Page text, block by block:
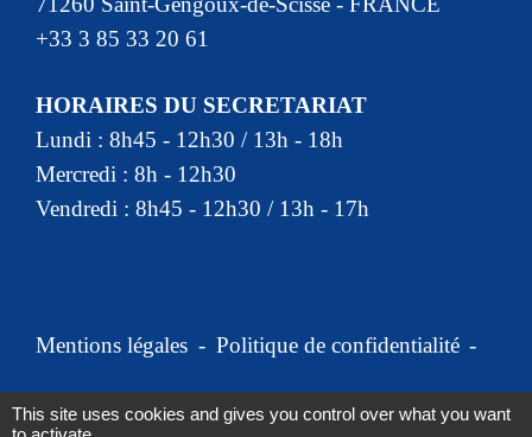
+33 3 85 33 20 61
HORAIRES DU SECRETARIAT
Lundi : 8h45 - 12h30 / 13h - 18h
Mercredi : 8h - 12h30
Vendredi : 8h45 - 12h30 / 13h - 17h
Mentions légales - Politique de confidentialité -
This site uses cookies and gives you control over what you want